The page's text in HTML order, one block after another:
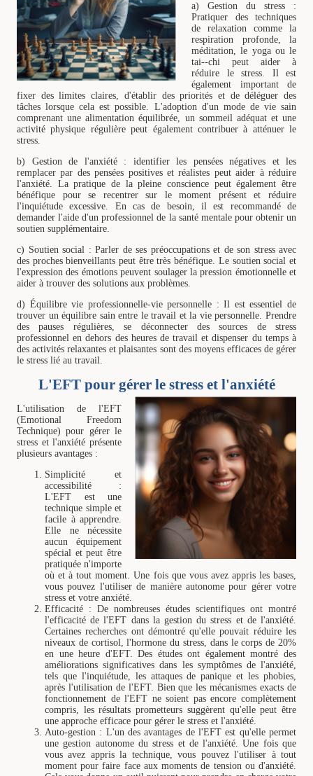
a) Gestion du stress :
Pratiquer des techniques
de relaxation comme la
respiration profonde, la
méditation, le yoga ou le
tai--chi peut aider à
réduire le stress. Il est
également important de
fixer des limites claires, d'établir des priorités et de déléguer des
tâches lorsque cela est possible. L'adoption d'un mode de vie sain
comprenant une alimentation équilibrée, un sommeil adéquat et une
activité physique régulière peut également contribuer à atténuer le
stress.
b) Gestion de l'anxiété : identifier les pensées négatives et les
remplacer par des pensées positives et réalistes peut aider à réduire
l'anxiété. La pratique de la pleine conscience peut également être
bénéfique pour se recentrer sur le moment présent et réduire
l'inquiétude excessive. En cas de besoin, il est recommandé de
demander l'aide d'un professionnel de la santé mentale pour obtenir un
soutien supplémentaire.
c) Soutien social : Parler de ses préoccupations et de son stress avec
des proches bienveillants peut être très bénéfique. Le soutien social et
l'expression des émotions peuvent soulager la pression émotionnelle et
aider à trouver des solutions aux problèmes.
d) Équilibre vie professionnelle-vie personnelle : Il est essentiel de
trouver un équilibre sain entre le travail et la vie personnelle. Prendre
des pauses régulières, se déconnecter des sources de stress
professionnel en dehors des heures de travail et dispenser du temps à
des activités relaxantes et plaisantes sont des moyens efficaces de gérer
le stress lié au travail.
L'EFT pour gérer le stress et l'anxiété
L'utilisation de l'EFT
(Emotional Freedom
Technique) pour gérer le
stress et l'anxiété présente
plusieurs avantages :
Simplicité et
accessibilité :
L'EFT est une
technique simple et
facile à apprendre.
Elle ne nécessite
aucun équipement
spécial et peut être
pratiquée n'importe
où et à tout moment. Une fois que vous avez appris les bases,
vous pouvez l'utiliser de manière autonome pour gérer votre
stress et votre anxiété.
Efficacité : De nombreuses études scientifiques ont montré
l'efficacité de l'EFT dans la gestion du stress et de l'anxiété.
Certaines recherches ont démontré qu'elle pouvait réduire les
niveaux de cortisol, l'hormone du stress, dans le corps de 20%
en une heure d'EFT. Des études ont également montré des
améliorations significatives dans les symptômes de l'anxiété,
tels que l'inquiétude, les attaques de panique et les phobies,
après l'utilisation de l'EFT. Bien que les mécanismes exacts de
fonctionnement de l'EFT ne soient pas encore complètement
compris, les résultats prometteurs suggèrent qu'elle peut être
une approche efficace pour gérer le stress et l'anxiété.
Auto-gestion : L'un des avantages de l'EFT est qu'elle permet
une gestion autonome du stress et de l'anxiété. Une fois que
vous avez appris la technique, vous pouvez l'utiliser à tout
moment pour faire face aux moments de tension ou d'anxiété.